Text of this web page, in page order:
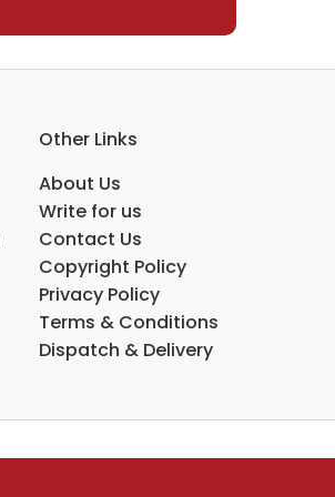
Other Links
About Us
Write for us
Contact Us
Copyright Policy
Privacy Policy
Terms & Conditions
Dispatch & Delivery